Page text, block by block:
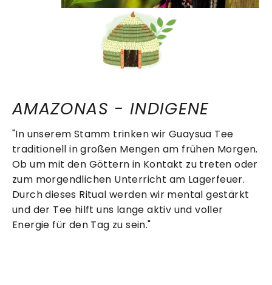
AMAZONAS - INDIGENE
"In unserem Stamm trinken wir Guaysua Tee
traditionell in großen Mengen am frühen Morgen.
Ob um mit den Göttern in Kontakt zu treten oder
zum morgendlichen Unterricht am Lagerfeuer.
Durch dieses Ritual werden wir mental gestärkt
und der Tee hilft uns lange aktiv und voller
Energie für den Tag zu sein."